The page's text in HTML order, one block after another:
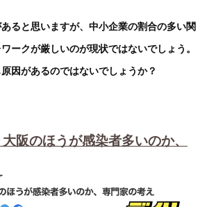
ると思いますが、中小企業の割合の多い関
ークが厳しいのが現状ではないでしょう。
因があるのではないでしょうか？
阪のほうが感染者多いのか、